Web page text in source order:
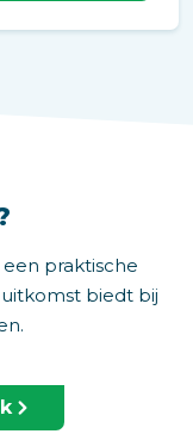
praktische
biedt bij